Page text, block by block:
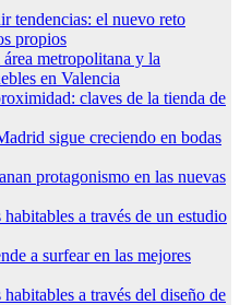
tendencias: el nuevo reto
propios
metropolitana y la
en Valencia
claves de la tienda de
sigue creciendo en bodas
protagonismo en las nuevas
a través de un estudio
a surfear en las mejores
a través del diseño de